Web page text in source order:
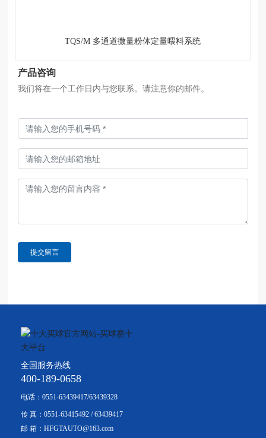
TQS/M 多通道微量粉体定量喂料系统
产品咨询
我们将在一个工作日内与您联系。请注意你的邮件。
提交留言
全国服务热线
400-189-0658
电话： 0551-63439417/63439328
传 真： 0551-63415492/63439417
邮 箱： HFGTAUTO@163.com